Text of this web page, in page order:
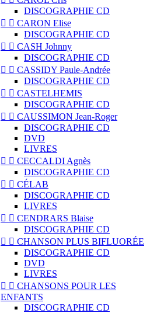
DISCOGRAPHIE CD
  CARON Elise
DISCOGRAPHIE CD
  CASH Johnny
DISCOGRAPHIE CD
  CASSIDY Paule-Andrée
DISCOGRAPHIE CD
  CASTELHEMIS
DISCOGRAPHIE CD
  CAUSSIMON Jean-Roger
DISCOGRAPHIE CD
DVD
LIVRES
  CECCALDI Agnès
DISCOGRAPHIE CD
  CÉLAB
DISCOGRAPHIE CD
LIVRES
  CENDRARS Blaise
DISCOGRAPHIE CD
  CHANSON PLUS BIFLUORÉE
DISCOGRAPHIE CD
DVD
LIVRES
  CHANSONS POUR LES
ENFANTS
DISCOGRAPHIE CD